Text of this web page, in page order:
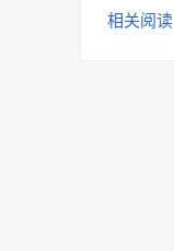
相关阅读